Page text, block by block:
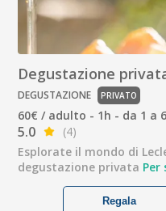
Degustazione
DEGUSTAZIONE PRIVATO
60€ / adulto - 1h - da 1 a
5.0
(4)
Esplorate il mondo di
degustazione privata Per
Regala